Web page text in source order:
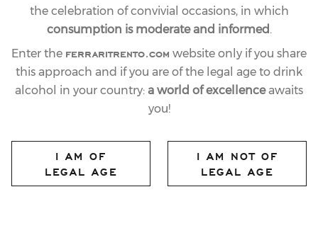
the celebration of convivial occasions, in which
consumption is moderate and informed .
Enter the ferraritrento.com website only if you share
this approach and if you are of the legal age to drink
alcohol in your country: a world of excellenceawaits
you!
I AM OF
LEGAL AGE
I AM NOT OF
LEGAL AGE